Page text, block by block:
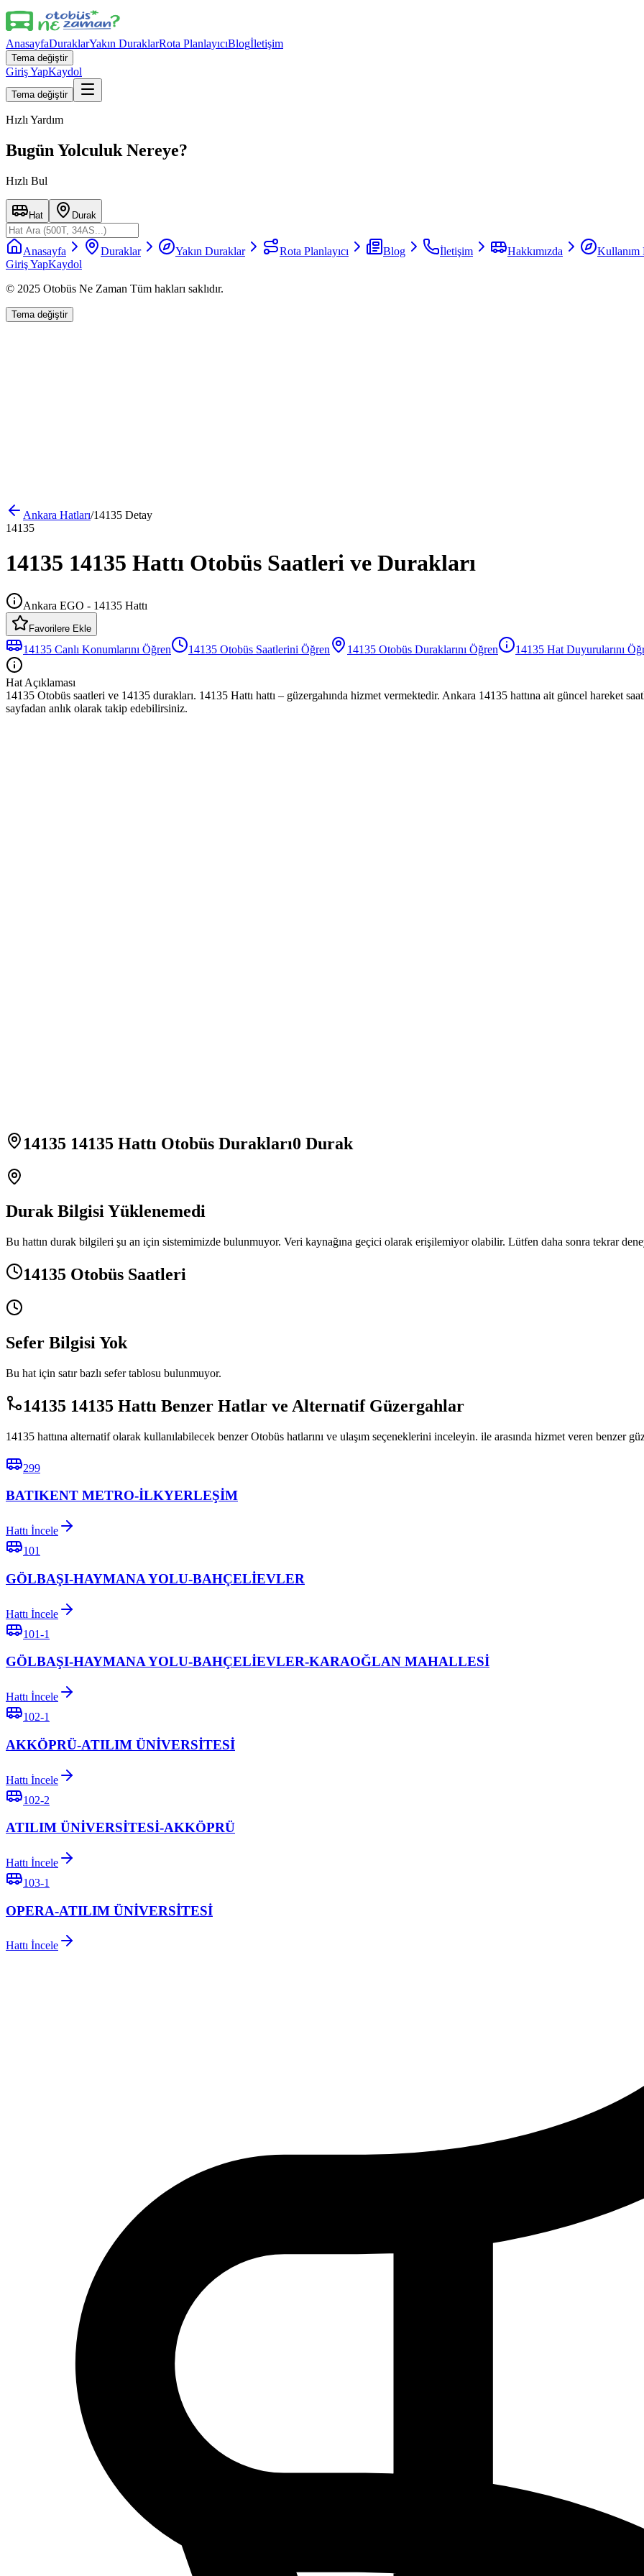
AnasayfaDuraklarYakın DuraklarRota PlanlayıcıBlogİletişim
Tema değiştir
Giriş YapKaydol
Tema değiştir
Hızlı Yardım
Bugün Yolculuk Nereye?
Hızlı Bul
Hat Durak
Anasayfa Duraklar Yakın Duraklar Rota Planlayıcı Blog İletişim Hakkımızda
Kullanım
Giriş YapKaydol
© 2025 Otobüs Ne Zaman Tüm hakları saklıdır.
Tema değiştir
Ankara Hatları/14135 Detay
14135
14135 14135 Hattı Otobüs Saatleri ve Durakları
Ankara EGO - 14135 Hattı
Favorilere Ekle
14135 Canlı Konumlarını Öğren 14135 Otobüs Saatlerini Öğren 14135 Otobüs Duraklarını Öğren 14135 Hat Duyurularını
Hat Açıklaması
14135 Otobüs saatleri ve 14135 durakları. 14135 Hattı hattı – güzergahında hizmet vermektedir. Ankara 14135 hattına ait güncel hareket
sayfadan anlık olarak takip edebilirsiniz.
14135 14135 Hattı Otobüs Durakları0 Durak
Durak Bilgisi Yüklenemedi
Bu hattın durak bilgileri şu an için sistemimizde bulunmuyor. Veri kaynağına geçici olarak erişilemiyor olabilir. Lütfen daha sonra tekrar
14135 Otobüs Saatleri
Sefer Bilgisi Yok
Bu hat için satır bazlı sefer tablosu bulunmuyor.
14135 14135 Hattı Benzer Hatlar ve Alternatif Güzergahlar
14135 hattına alternatif olarak kullanılabilecek benzer Otobüs hatlarını ve ulaşım seçeneklerini inceleyin. ile arasında hizmet veren benzer
299
BATIKENT METRO-İLKYERLEŞİM
Hattı İncele
101
GÖLBAŞI-HAYMANA YOLU-BAHÇELİEVLER
Hattı İncele
101-1
GÖLBAŞI-HAYMANA YOLU-BAHÇELİEVLER-KARAOĞLAN MAHALLESİ
Hattı İncele
102-1
AKKÖPRÜ-ATILIM ÜNİVERSİTESİ
Hattı İncele
102-2
ATILIM ÜNİVERSİTESİ-AKKÖPRÜ
Hattı İncele
103-1
OPERA-ATILIM ÜNİVERSİTESİ
Hattı İncele